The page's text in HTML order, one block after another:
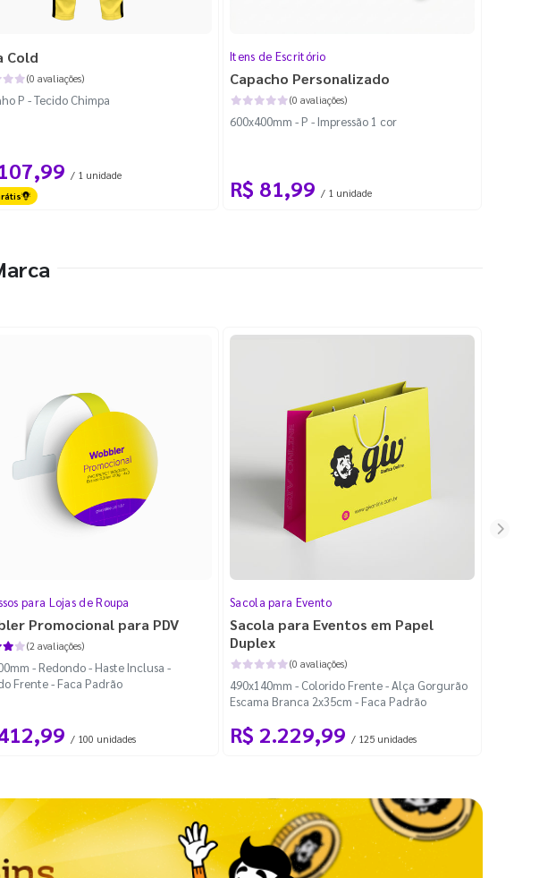
Cold
(0 avaliações)
P - Tecido Chimpa
/ 1 unidade
Itens de Escritório
Capacho Personalizado
(0 avaliações)
600x400mm - P - Impressão 1 cor
R$ 81,99 / 1 unidade
para Lojas de Roupa
Promocional para PDV
(2 avaliações)
- Redondo - Haste Inclusa -
Frente - Faca Padrão
/ 100 unidades
Sacola para Evento
Sacola para Eventos em Papel
Duplex
(0 avaliações)
490x140mm - Colorido Frente - Alça Gorgurão
Escama Branca 2x35cm - Faca Padrão
R$ 2.229,99 / 125 unidades